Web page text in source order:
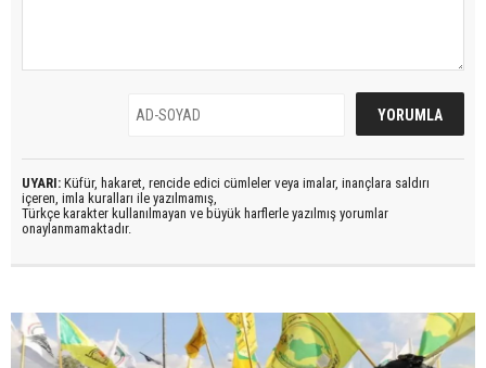
UYARI: Küfür, hakaret, rencide edici cümleler veya imalar, inançlara saldırı
içeren, imla kuralları ile yazılmamış,
Türkçe karakter kullanılmayan ve büyük harflerle yazılmış yorumlar
onaylanmamaktadır.